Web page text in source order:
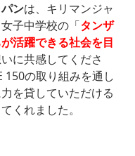
ンは、キリマンジャ
子中学校の「タンザ
活躍できる社会を目
に共感してくださ
150の取り組みを通し
を貸していただける
くれました。